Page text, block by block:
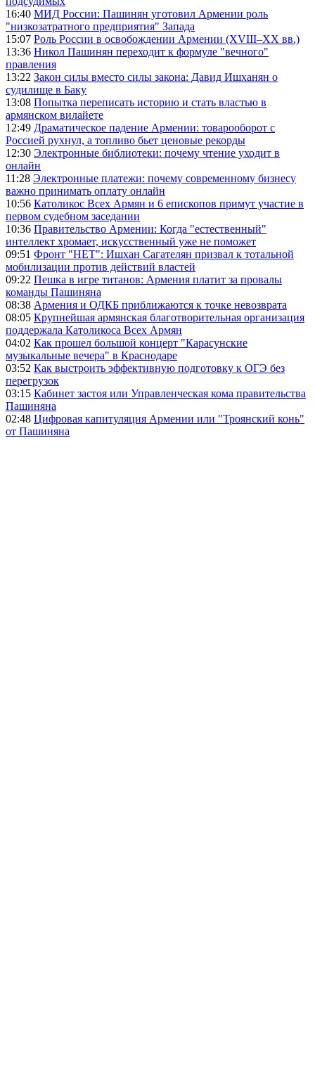
16:40 МИД России: Пашинян уготовил Армении роль
"низкозатратного предприятия" Запада
15:07 Роль России в освобождении Армении (XVIII–XX вв.)
13:36 Никол Пашинян переходит к формуле "вечного"
правления
13:22 Закон силы вместо силы закона: Давид Ишханян о
судилище в Баку
13:08 Попытка переписать историю и стать властью в
армянском вилайете
12:49 Драматическое падение Армении: товарооборот с
Россией рухнул, а топливо бьет ценовые рекорды
12:30 Электронные библиотеки: почему чтение уходит в
онлайн
11:28 Электронные платежи: почему современному бизнесу
важно принимать оплату онлайн
10:56 Католикос Всех Армян и 6 епископов примут участие в
первом судебном заседании
10:36 Правительство Армении: Когда "естественный"
интеллект хромает, искусственный уже не поможет
09:51 Фронт "НЕТ": Ишхан Сагателян призвал к тотальной
мобилизации против действий властей
09:22 Пешка в игре титанов: Армения платит за провалы
команды Пашиняна
08:38 Армения и ОДКБ приближаются к точке невозврата
08:05 Крупнейшая армянская благотворительная организация
поддержала Католикоса Всех Армян
04:02 Как прошел большой концерт "Карасунские
музыкальные вечера" в Краснодаре
03:52 Как выстроить эффективную подготовку к ОГЭ без
перегрузок
03:15 Кабинет застоя или Управленческая кома правительства
Пашиняна
02:48 Цифровая капитуляция Армении или "Троянский конь"
от Пашиняна